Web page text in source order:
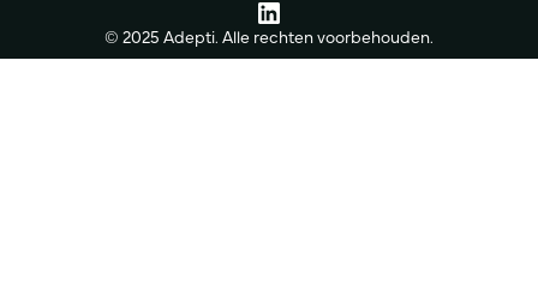
© 2025 Adepti. Alle rechten voorbehouden.